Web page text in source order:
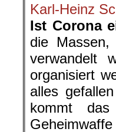
Karl-Heinz
Ist Corona
die
verwandelt
organisiert
alles
kommt